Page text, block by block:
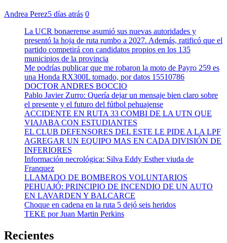
Andrea Perez5 días atrás 0
La UCR bonaerense asumió sus nuevas autoridades y
presentó la hoja de ruta rumbo a 2027. Además, ratificó que el
partido competirá con candidatos propios en los 135
municipios de la provincia
Me podrías publicar que me robaron la moto de Payro 259 es
una Honda RX300L tornado, por datos 15510786
DOCTOR ANDRES BOCCIO
Pablo Javier Zurro: Quería dejar un mensaje bien claro sobre
el presente y el futuro del fútbol pehuajense
ACCIDENTE EN RUTA 33 COMBI DE LA UTN QUE
VIAJABA CON ESTUDIANTES
EL CLUB DEFENSORES DEL ESTE LE PIDE A LA LPF
AGREGAR UN EQUIPO MAS EN CADA DIVISIÓN DE
INFERIORES
Información necrológica: Silva Eddy Esther viuda de
Franquez
LLAMADO DE BOMBEROS VOLUNTARIOS
PEHUAJÓ: PRINCIPIO DE INCENDIO DE UN AUTO
EN LAVARDEN Y BALCARCE
Choque en cadena en la ruta 5 dejó seis heridos
TEKE por Juan Martin Perkins
Recientes